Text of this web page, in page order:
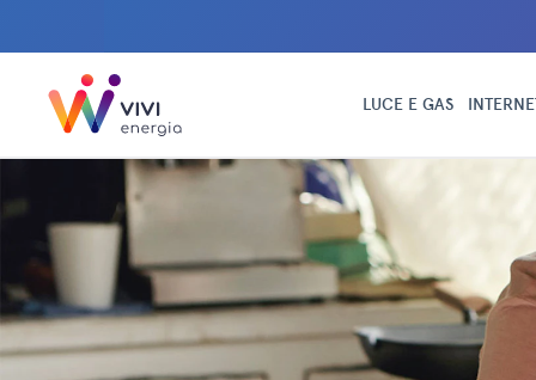
LUCE E GAS